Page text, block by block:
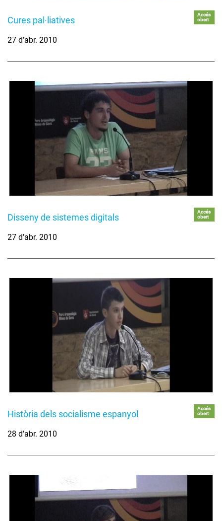
Cures pal·liatives
Accés
obert
27 d’abr. 2010
Disseny de sistemes digitals
Accés
obert
27 d’abr. 2010
Història dels socialisme espanyol
Accés
obert
28 d’abr. 2010